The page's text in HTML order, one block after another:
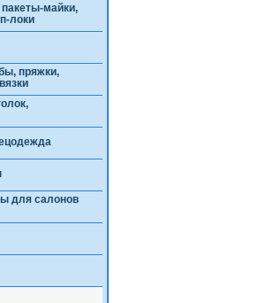
майки,
локи
пряжки,
для салонов